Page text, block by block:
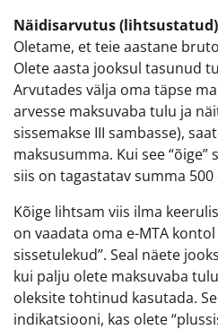
Näidisarvutus
Oletame, et teie aastane
Olete aasta jooksul tasunud
Arvutades välja oma täpse
arvesse maksuvaba tulu ja
sissemakse III sambasse),
maksusumma. Kui see
siis on tagastatav summa 500
Kõige lihtsam viis ilma
on vaadata oma e-MTA
sissetulekud”. Seal näete
kui palju olete maksuvaba
oleksite tohtinud kasutada.
indikatsiooni, kas olete